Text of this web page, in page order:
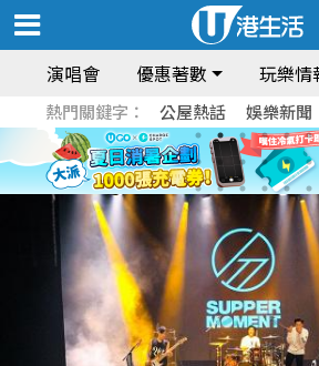
演唱會 優惠著數 玩樂情
熱門關鍵字： 公屋熱話 娛樂新聞